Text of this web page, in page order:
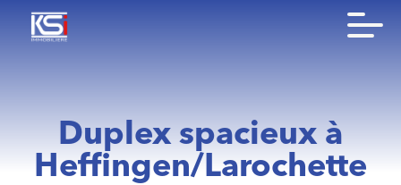
Duplex spacieux à
Heffingen/Larochette